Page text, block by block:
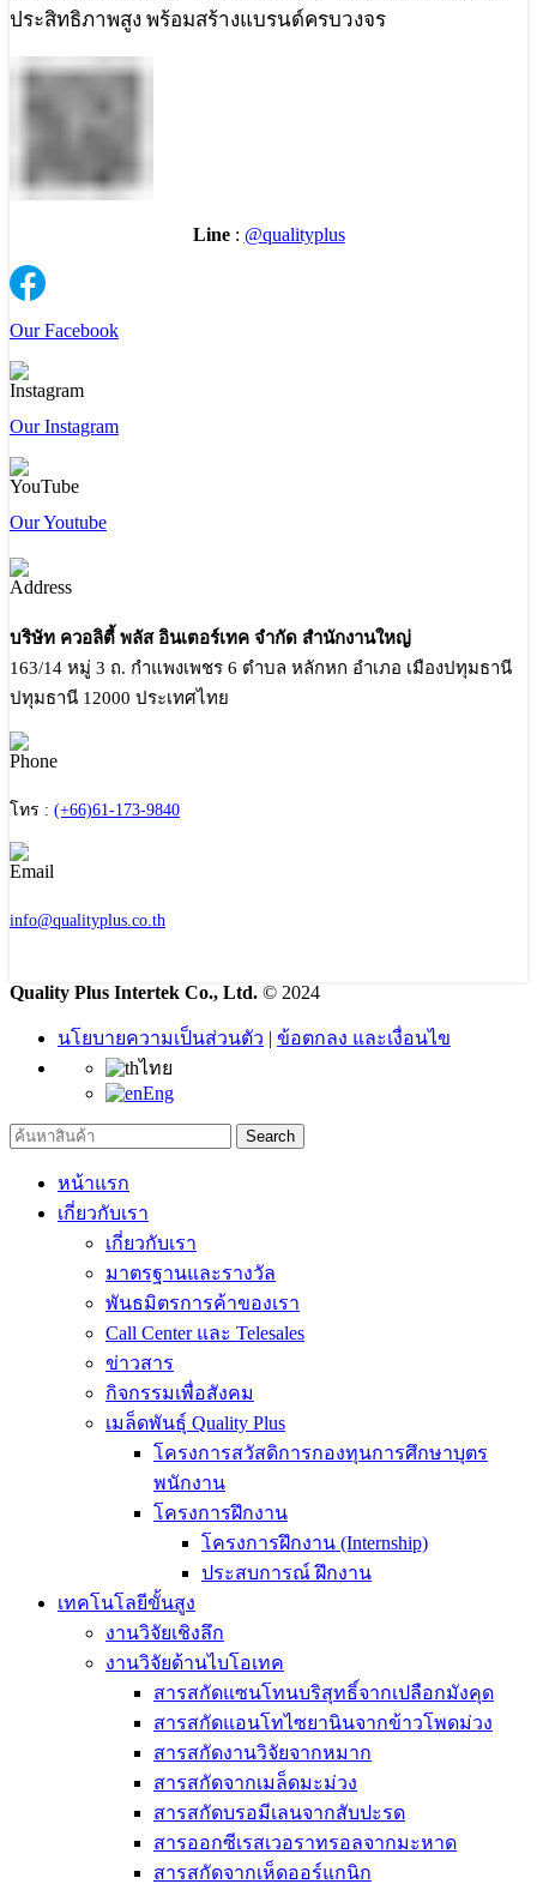
ประสิทธิภาพสูง พร้อมสร้างแบรนด์ครบวงจร
Line: @qualityplus
Our Facebook
Our Instagram
Our Youtube
บริษัท ควอลิตี้ พลัส อินเตอร์เทค จำกัด สำนักงานใหญ่
163/14 หมู่ 3 ถ. กำแพงเพชร 6 ตำบล หลักหก อำเภอ เมืองปทุมธานี
ปทุมธานี 12000 ประเทศไทย
โทร : (+66)61-173-9840
info@qualityplus.co.th
Quality Plus Intertek Co., Ltd. © 2024
นโยบายความเป็นส่วนตัว | ข้อตกลง และเงื่อนไข
ไทย
Eng
Search
หน้าแรก
เกี่ยวกับเรา
เกี่ยวกับเรา
มาตรฐานและรางวัล
พันธมิตรการค้าของเรา
Call Center และ Telesales
ข่าวสาร
กิจกรรมเพื่อสังคม
เมล็ดพันธุ์ Quality Plus
โครงการสวัสดิการกองทุนการศึกษาบุตร
พนักงาน
โครงการฝึกงาน
โครงการฝึกงาน (Internship)
ประสบการณ์ ฝึกงาน
เทคโนโลยีขั้นสูง
งานวิจัยเชิงลึก
งานวิจัยด้านไบโอเทค
สารสกัดแซนโทนบริสุทธิ์จากเปลือกมังคุด
สารสกัดแอนโทไซยานินจากข้าวโพดม่วง
สารสกัดงานวิจัยจากหมาก
สารสกัดจากเมล็ดมะม่วง
สารสกัดบรอมีเลนจากสับปะรด
สารออกซีเรสเวอราทรอลจากมะหาด
สารสกัดจากเห็ดออร์แกนิก